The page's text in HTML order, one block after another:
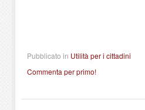
Pubblicato in Utilità per i cittadini
Commenta per primo!